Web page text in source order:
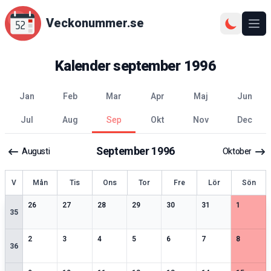
Veckonummer.se
Kalenderseptember 1996
jan feb mar apr maj
jun
jul
aug sep okt nov dec
Augusti September1996 Oktober
Vecka Mån Tis Ons Tor Fre Lör Sön
35
26
1speciella datum
27
2speciella datum
28
2speciella datum
29
2speciella datum
30
2speciella datum
31
2speciella datum
12
36
2
2speciella datum
3
2speciella datum
4
1speciella datum
5
2speciella datum
6
2speciella datum
7
2speciella datum
8
2